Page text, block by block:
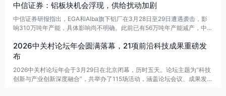
将不受影响。业内人士指出，此次调整并非业务收缩，而是推动财富管理与
私人银行业务深度融合的重要举措，预计将通过资源整合和战略协同，进一
步提升服务水平。
中信证券：铝板块机会浮现，供给扰动加剧
中信证券研报指出，EGA和Alba旗下铝厂在3月28日至29日遭遇袭击，影
响310万吨年产能，具体影响尚不明确。此前已有56万吨年产能减产，中东
尽管短期内存在供给扰动，中长期铝业的供需逻辑依然稳固，预计供给问题
可能推动铝价超预期上涨，投资铝板块的机会仍被看好。
2026中关村论坛年会圆满落幕，21项前沿科技成果重磅发
布
2026中关村论坛年会于3月29日在北京闭幕，历时五天。论坛主题为“科技
创新与产业创新深度融合”，共举办了115场活动，涵盖论坛会议、成果发